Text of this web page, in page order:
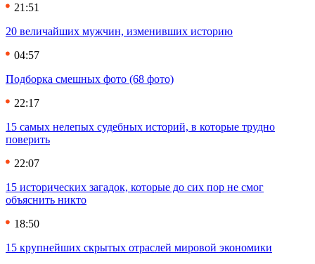
21:51
20 величайших мужчин, изменивших историю
04:57
Подборка смешных фото (68 фото)
22:17
15 самых нелепых судебных историй, в которые трудно
поверить
22:07
15 исторических загадок, которые до сих пор не смог
объяснить никто
18:50
15 крупнейших скрытых отраслей мировой экономики